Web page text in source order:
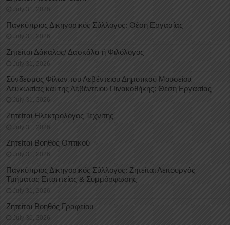
July 31, 2026
Παγκύπριος Δικηγορικός Σύλλογος: Θέση Εργασίας
July 31, 2026
Ζητείται Δάκαλος/ Δασκάλα ή Φιλόλογος
July 31, 2026
Σύνδεσμος Φίλων του Λεβέντειου Δημοτικού Μουσείου
Λευκωσίας και της Λεβέντειου Πινακοθήκης: Θέση Εργασίας
July 31, 2026
Ζητείται Ηλεκτρολόγος Τεχνίτης
July 31, 2026
Ζητείται Βοηθός Οπτικού
July 31, 2026
Παγκύπριος Δικηγορικός Σύλλογος: Ζητείται Λειτουργός
Τμήματος Εποπτείας & Συμμόρφωσης
July 31, 2026
Ζητείται Βοηθός Γραφείου
July 30, 2026